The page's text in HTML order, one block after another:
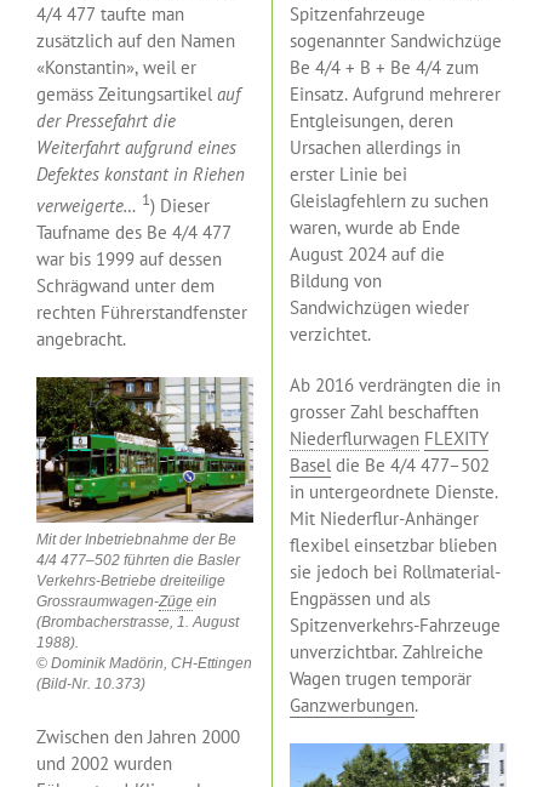
4/4 477 taufte man
zusätzlich auf den Namen
«Konstantin», weil er
gemäss Zeitungsartikel auf
der Pressefahrt die
Weiterfahrt aufgrund eines
Defektes konstant in Riehen
verweigerte… 1) Dieser
Taufname des Be 4/4 477
war bis 1999 auf dessen
Schrägwand unter dem
rechten Führerstandfenster
angebracht.
Mit der Inbetriebnahme der Be
4/4 477–502 führten die Basler
Verkehrs-Betriebe dreiteilige
Grossraumwagen-Züge ein
(Brombacherstrasse, 1. August
1988).
© Dominik Madörin, CH-Ettingen
(Bild-Nr. 10.373)
Zwischen den Jahren 2000
und 2002 wurden
Spitzenfahrzeuge
sogenannter Sandwichzüge
Be 4/4 + B + Be 4/4 zum
Einsatz. Aufgrund mehrerer
Entgleisungen, deren
Ursachen allerdings in
erster Linie bei
Gleislagfehlern zu suchen
waren, wurde ab Ende
August 2024 auf die
Bildung von
Sandwichzügen wieder
verzichtet.
Ab 2016 verdrängten die in
grosser Zahl beschafften
Niederflurwagen FLEXITY
Basel die Be 4/4 477–502
in untergeordnete Dienste.
Mit Niederflur-Anhänger
flexibel einsetzbar blieben
sie jedoch bei Rollmaterial-
Engpässen und als
Spitzenverkehrs-Fahrzeuge
unverzichtbar. Zahlreiche
Wagen trugen temporär
Ganzwerbungen.